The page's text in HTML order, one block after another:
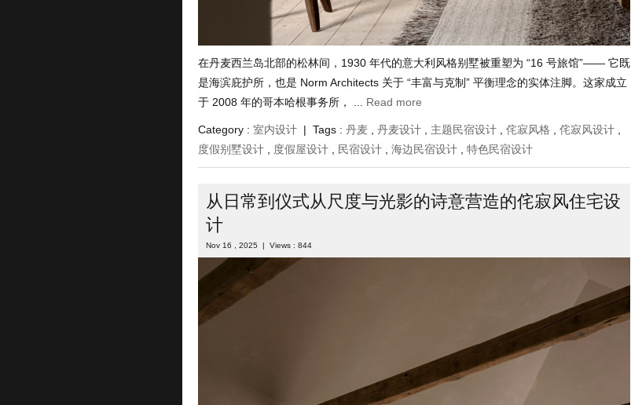
在丹麦西兰岛北部的松林间，1930 年代的意大利风格别墅被重塑为 “16 号旅馆”—— 它既
是海滨庇护所，也是 Norm Architects 关于 “丰富与克制” 平衡理念的实体注脚。这家成立
于 2008 年的哥本哈根事务所， ... Read more
Category : 室内设计| Tags : 丹麦, 丹麦设计, 主题民宿设计, 侘寂风格 侘寂风设计,
度假别墅设计, 度假屋设计, 民宿设计, 海边民宿设计, 特色民宿设计
从日常到仪式从尺度与光影的诗意营造的侘寂风住宅设
计
Nov 16 , 2025 | Views : 844